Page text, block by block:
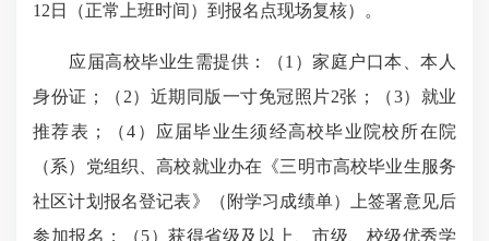
12日（正常上班时间）到报名点现场复核）。
应届高校毕业生需提供：（1）家庭户口本、本人
身份证；（2）近期同版一寸免冠照片2张；（3）就业
推荐表；（4）应届毕业生须经高校毕业院校所在院
（系）党组织、高校就业办在 《三明市高校毕业生服务
社区计划报名登记表》（附学习成绩单）上签署意见后
参加报名；（5）获得省级及以上、市级、校级优秀学